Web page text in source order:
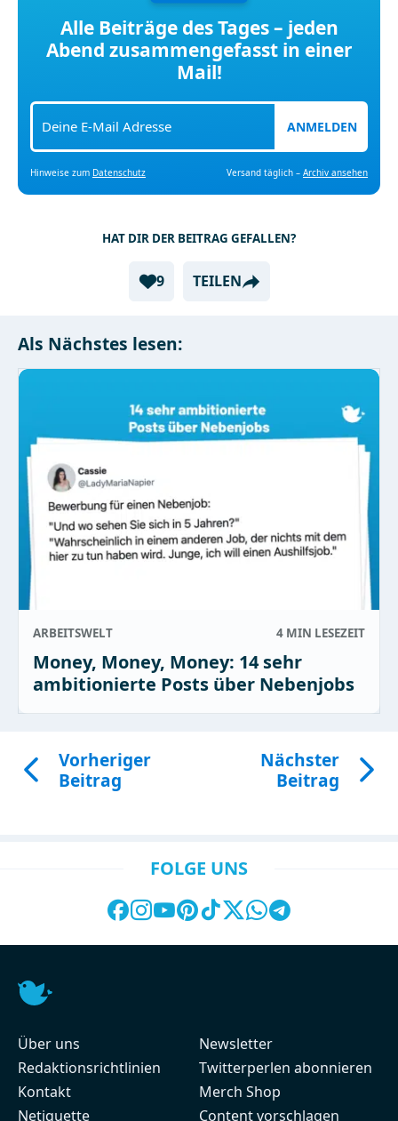
Alle Beiträge des Tages – jeden
Abend zusammengefasst in einer
Mail!
ANMELDEN
Hinweise zum Datenschutz Versand täglich – Archiv ansehen
HAT DIR DER BEITRAG GEFALLEN?
9 TEILEN
Als Nächstes lesen:
ARBEITSWELT 4 MIN LESEZEIT
Money, Money, Money: 14 sehr
ambitionierte Posts über Nebenjobs
Vorheriger
Beitrag
Nächster
Beitrag
FOLGE UNS
Über uns
Redaktionsrichtlinien
Kontakt
Netiquette
Newsletter
Twitterperlen abonnieren
Merch Shop
Content vorschlagen